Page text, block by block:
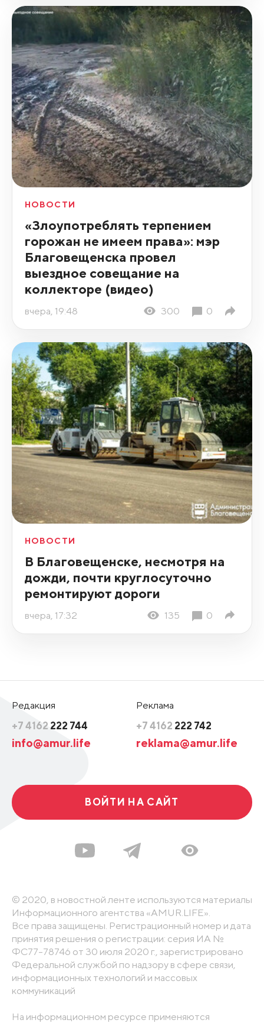
НОВОСТИ
«Злоупотреблять терпением
горожан не имеем права»: мэр
Благовещенска провел
выездное совещание на
коллекторе (видео)
вчера, 19:48 300 0
НОВОСТИ
В Благовещенске, несмотря на
дожди, почти круглосуточно
ремонтируют дороги
вчера, 17:32 135 0
Редакция
+7 4162 222 744
info@amur.life
Реклама
+7 4162 222 742
reklama@amur.life
ВОЙТИ НА САЙТ
© 2020, в новостной ленте используются материалы
Информационного агентства «AMUR.LIFE».
Все права защищены. Регистрационный номер и дата
принятия решения о регистрации: серия ИА №
ФС77-78746 от 30 июля 2020 г., зарегистрировано
Федеральной службой по надзору в сфере связи,
информационных технологий и массовых
коммуникаций
На информационном ресурсе применяются